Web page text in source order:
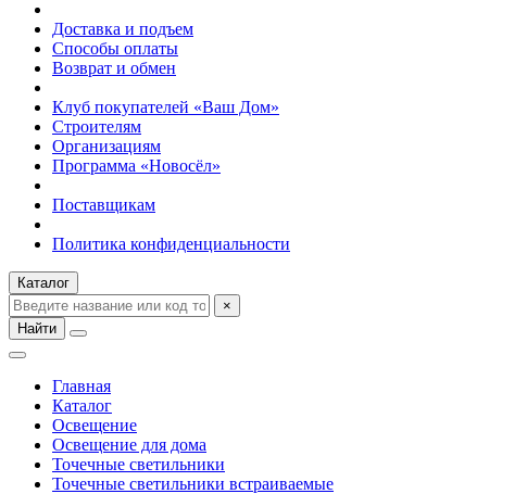
Доставка и подъем
Способы оплаты
Возврат и обмен
Клуб покупателей «Ваш Дом»
Строителям
Организациям
Программа «Новосёл»
Поставщикам
Политика конфиденциальности
Каталог
×
Найти
Главная
Каталог
Освещение
Освещение для дома
Точечные светильники
Точечные светильники встраиваемые